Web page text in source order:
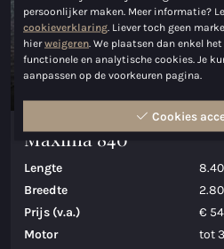
Maxima 840
Lengte
Breedte
Prijs (v.a.)
€
Motor
tot
persoonlijker maken. Meer informatie?
cookieverklaring . Liever toch geen
hierweigeren . We plaatsen dan enkel
functionele en analytische cookies. Je
aanpassen op de voorkeuren pagina.
Cookies